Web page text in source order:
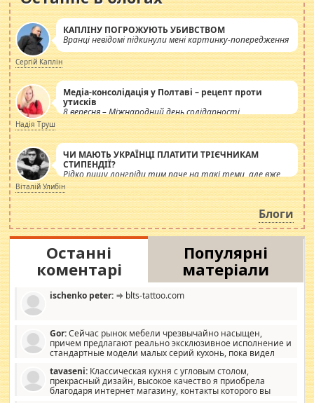
КАПЛІНУ ПОГРОЖУЮТЬ УБИВСТВОМ
Вранці невідомі підкинули мені картинку-попередження
Сергій Каплін
Медіа-консолідація у Полтаві – рецепт проти
утисків
8 вересня – Міжнародний день солідарності
журналістів.
Надія Труш
ЧИ МАЮТЬ УКРАЇНЦІ ПЛАТИТИ ТРІЄЧНИКАМ
СТИПЕНДІЇ?
Рідко пишу лонгріди тим паче на такі теми, але вже
просто дістало! Обурюють сьогоднішні інсенуації
навколо стипендіального питання. Штучно
роздувається ще одна соціальна катастрофа.
Віталій Улибін
Блоги
Останні
коментарі
Популярні
матеріали
ischenko peter: ⇒ blts-tattoo.com
Gor:Сейчас рынок мебели чрезвычайно насыщен,
причем предлагают реально эксклюзивное исполнение и
стандартные модели малых серий кухонь, пока видел
стандартные формы, в MebelOk, креативненько и что главное -
со вкусом все в порядке, без ненужных наворотов удорожающих
мебель, а это не последний фактор.
tavaseni: Классическая кухня с угловым столом,
прекрасный дизайн, высокое качество я приобрела
благодаря интернет магазину, контакты которого вы